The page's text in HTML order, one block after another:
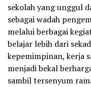
sekolah yang unggul
sebagai wadah
melalui berbagai
belajar lebih dari
kepemimpinan, kerja
menjadi bekal
sambil tersenyum